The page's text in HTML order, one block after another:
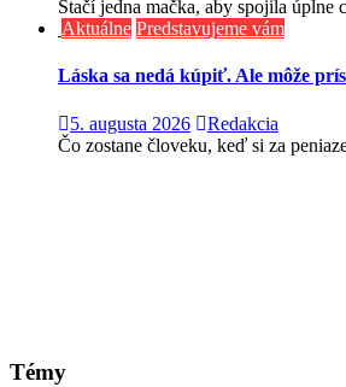
Stačí jedna mačka, aby spojila
Aktuálne Predstavujeme vám
Láska sa nedá kúpiť. Ale môže
5. augusta 2026
Redakcia
Čo zostane človeku, keď si za
Témy